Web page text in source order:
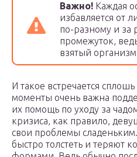
Важно! Каждая
избавляется от
по-разному и
промежуток,
взятый
И такое встречается
моменты очень важна
их помощь по уходу за
кризиса, как правило,
свои проблемы
быстро толстеть и теряют